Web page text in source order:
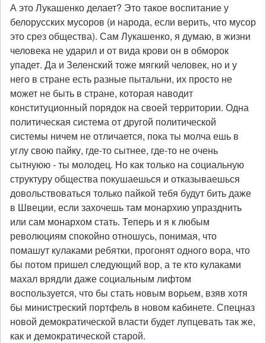
А это Лукашенко делает? Это такое воспитание у
белорусских мусоров (и народа, если верить, что мусор
это срез общества). Сам Лукашенко, я думаю, в жизни
человека не ударил и от вида крови он в обморок
упадет. Да и Зеленский тоже мягкий человек, но и у
него в стране есть разные пытальни, их просто не
может не быть в стране, которая наводит
конституционный порядок на своей территории. Одна
политическая система от другой политической
системы ничем не отличается, пока ты молча ешь в
углу свою пайку, где-то сытнее, где-то не очень
сытнуюю - ты молодец. Но как только на социальную
структуру общества покушаешься и отказываешься
довольствоваться только пайкой тебя будут бить даже
в Швеции, если захочешь там монархию упразднить
или сам монархом стать. Теперь и я к любым
революциям спокойно отношусь, понимая, что
помашут кулаками ребятки, прогонят одного вора, что
бы потом пришел следующий вор, а те кто кулаками
махал врядли даже социальным лифтом
воспользуется, что бы стать новым ворьем, взяв хотя
бы министреский портфель в новом кабинете. Спецназ
новой демократической власти будет лупцевать так же,
как и демократической старой.